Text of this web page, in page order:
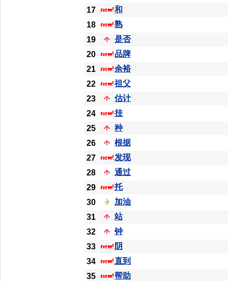
17
和
18
熟
19
是否
20
品牌
21
余裕
22
祖父
23
估计
24
挂
25
种
26
根据
27
发现
28
通过
29
托
30
加油
31
站
32
钟
33
阴
34
直到
35
帮助